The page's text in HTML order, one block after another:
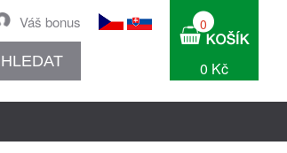
Váš bonus
HLEDAT
0
0 Kč